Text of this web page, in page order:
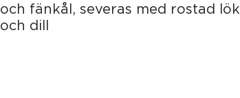
och fänkål, severas med rostad lök
och dill